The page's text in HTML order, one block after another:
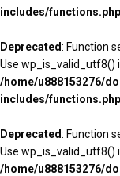
includes/functions.php
Deprecated: Function
Use wp_is_valid_utf8()
/home/u888153276/
includes/functions.php
Deprecated: Function
Use wp_is_valid_utf8()
/home/u888153276/